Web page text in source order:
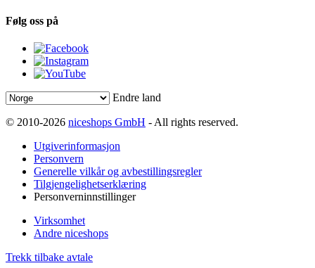
Følg oss på
Endre land
© 2010-2026 niceshops GmbH - All rights reserved.
Utgiverinformasjon
Personvern
Generelle vilkår og avbestillingsregler
Tilgjengelighetserklæring
Personverninnstillinger
Virksomhet
Andre niceshops
Trekk tilbake avtale